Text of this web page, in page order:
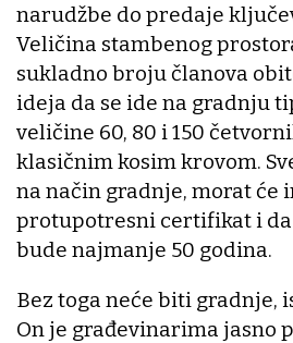
narudžbe do predaje
Veličina stambenog
sukladno broju članova
ideja da se ide na gradnju
veličine 60, 80 i 150
klasičnim kosim krovom.
na način gradnje, morat će
protupotresni certifikat i
bude najmanje 50 godina.
Bez toga neće biti gradnje,
On je građevinarima jasno